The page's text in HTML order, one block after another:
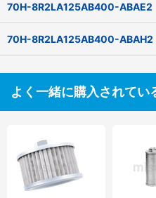
70H-8R2LA125AB400-ABAE2
70H-8R2LA125AB400-ABAH2
よく一緒に購入されてい